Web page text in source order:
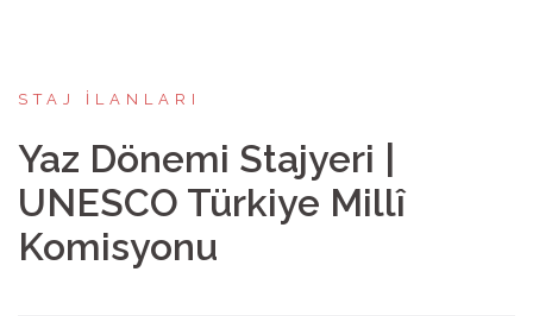
STAJ İLANLARI
Yaz Dönemi Stajyeri |
UNESCO Türkiye Millî
Komisyonu